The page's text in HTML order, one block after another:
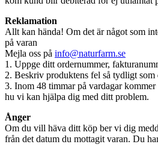
Reklamation
Allt kan hända! Om det är något som
på varan
Mejla oss på info@naturfarm.se
1. Uppge ditt ordernummer,
2. Beskriv produktens fel så tydligt som
3. Inom 48 timmar på vardagar
hu vi kan hjälpa dig med ditt problem.
Ånger
Om du vill häva ditt köp ber vi dig
från det datum du mottagit varan. Du